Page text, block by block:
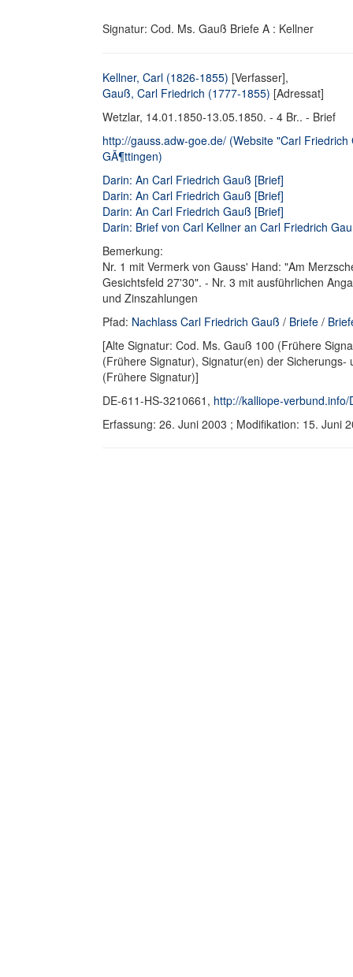
Signatur: Cod. Ms. Gauß Briefe A : Kellner
Kellner, Carl (1826-1855) [Verfasser],
Gauß, Carl Friedrich (1777-1855) [Adressat]
Wetzlar, 14.01.1850-13.05.1850. - 4 Br.. - Brief
http://gauss.adw-goe.de/ (Website "Carl
GÃ¶ttingen)
Darin: An Carl Friedrich Gauß [Brief]
Darin: An Carl Friedrich Gauß [Brief]
Darin: An Carl Friedrich Gauß [Brief]
Darin: Brief von Carl Kellner an Carl Friedrich
Bemerkung:
Nr. 1 mit Vermerk von Gauss' Hand: "Am
Gesichtsfeld 27'30". - Nr. 3 mit ausführlichen
und Zinszahlungen
Pfad: Nachlass Carl Friedrich Gauß / Briefe /
[Alte Signatur: Cod. Ms. Gauß 100 (Frühere
(Frühere Signatur), Signatur(en) der
(Frühere Signatur)]
DE-611-HS-3210661, http://kalliope-
Erfassung: 26. Juni 2003 ; Modifikation: 15. Juni